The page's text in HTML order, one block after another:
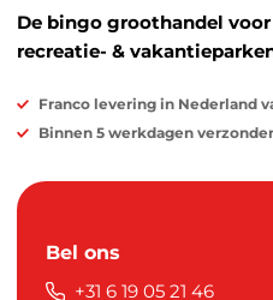
De bingo groothandel
recreatie- &
Franco levering in Nederland
Binnen 5 werkdagen
Bel ons
+31 6 19 05 21 46